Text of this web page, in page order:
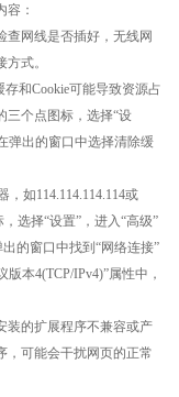
容：
查网线是否插好，无线网
式。
和Cookie可能导致资源占
三个点图标，选择“设
弹出的窗口中选择清除缓
如114.114.114.114或
选择“设置”，进入“高级”
的窗口中找到“网络连接”
本4(TCP/IPv4)”属性中，
装的扩展程序不兼容或产
，可能会干扰网页的正常